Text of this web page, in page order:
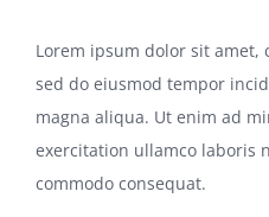
Lorem ipsum dolor sit amet,
sed do eiusmod tempor
magna aliqua. Ut enim ad
exercitation ullamco laboris
commodo consequat.